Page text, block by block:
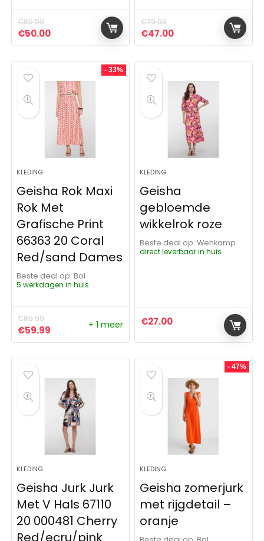
€89.99
Oorspronkelijke prijs was: €89.99.
€50.00Huidige prijs is: €50.00.
€79.99
Oorspronkelijke prijs was:
€47.00Huidige prijs is:
- 33%
KLEDING
Geisha Rok Maxi
Rok Met
Grafische Print
66363 20 Coral
Red/sand Dames
Beste deal op:
Bol
5 werkdagen in huis
€89.99
Oorspronkelijke prijs was: €89.99.
€59.99 Huidige prijs is: €59.99.
+ 1 meer
KLEDING
Geisha
gebloemde
wikkelrok roze
Beste deal op:
Wehkamp
direct leverbaar in huis
€27.00
KLEDING
Geisha Jurk Jurk
Met V Hals 67110
20 000481 Cherry
Red/ecru/pink
- 47%
KLEDING
Geisha zomerjurk
met rijgdetail –
oranje